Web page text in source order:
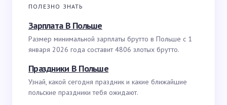
ПОЛЕЗНО ЗНАТЬ
Зарплата В Польше
Размер минимальной зарплаты брутто в Польше с 1
января 2026 года составит 4806 злотых брутто.
Праздники В Польше
Узнай, какой сегодня праздник и какие ближайшие
польские праздники тебя ожидают.